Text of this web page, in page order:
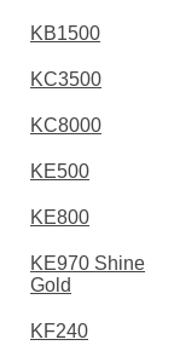
KB1500
KC3500
KC8000
KE500
KE800
KE970 Shine
Gold
KF240